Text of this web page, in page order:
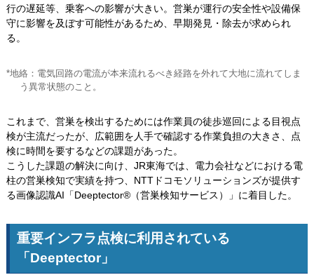
行の遅延等、乗客への影響が大きい。営巣が運行の安全性や設備保
守に影響を及ぼす可能性があるため、早期発見・除去が求められ
る。
*地絡：電気回路の電流が本来流れるべき経路を外れて大地に流れてしま
う異常状態のこと。
これまで、営巣を検出するためには作業員の徒歩巡回による目視点
検が主流だったが、広範囲を人手で確認する作業負担の大きさ、点
検に時間を要するなどの課題があった。
こうした課題の解決に向け、JR東海では、電力会社などにおける電
柱の営巣検知で実績を持つ、NTTドコモソリューションズが提供す
る画像認識AI「Deeptector®（営巣検知サービス）」に着目した。
重要インフラ点検に利用されている
「Deeptector」